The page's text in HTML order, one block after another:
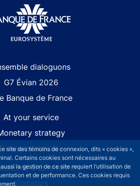
site des témoins de connexion, dits « cookies »,
Certains cookies sont nécessaires au
la gestion de ce site requiert l’utilisation de
et de performance. Ces cookies requis
dialoguons
G7 Évian 2026
Banque de France
At your service
strategy
stability
and research
Statistics